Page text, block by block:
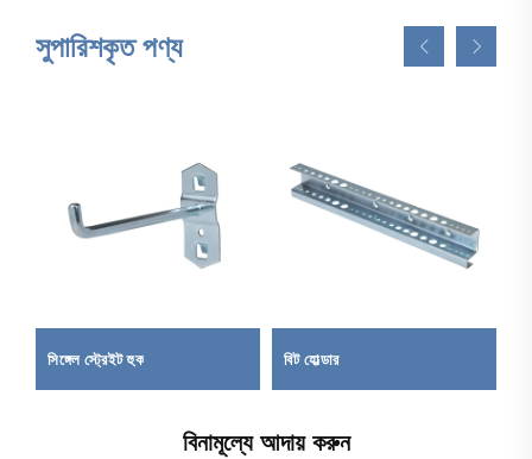
সুপারিশকৃত পণ্য
সিঙ্গেল স্ট্রেইট হুক বিট হোল্ডার
বিনামূল্যে আদায় করুন